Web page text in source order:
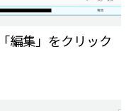
編集」をクリック